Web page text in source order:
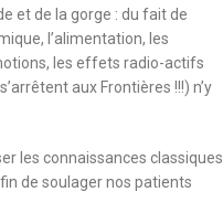
et de la gorge : du fait de
l’alimentation, les
les effets radio-actifs
aux Frontières !!!) n’y
les connaissances classiques
de soulager nos patients